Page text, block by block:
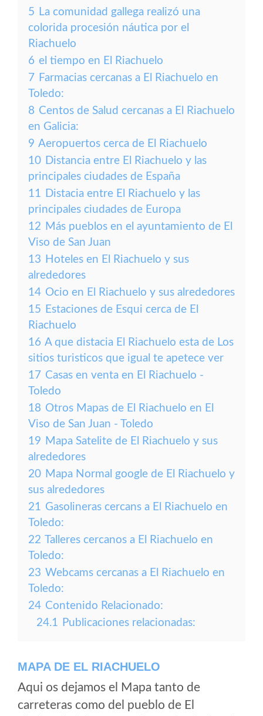
5 La comunidad gallega realizó una
colorida procesión náutica por el
Riachuelo
6 el tiempo en El Riachuelo
7 Farmacias cercanas a El Riachuelo en
Toledo:
8 Centos de Salud cercanas a El Riachuelo
en Galicia:
9 Aeropuertos cerca de El Riachuelo
10 Distancia entre El Riachuelo y las
principales ciudades de España
11 Distacia entre El Riachuelo y las
principales ciudades de Europa
12 Más pueblos en el ayuntamiento de El
Viso de San Juan
13 Hoteles en El Riachuelo y sus
alrededores
14 Ocio en El Riachuelo y sus alrededores
15 Estaciones de Esqui cerca de El
Riachuelo
16 A que distacia El Riachuelo esta de Los
sitios turisticos que igual te apetece ver
17 Casas en venta en El Riachuelo -
Toledo
18 Otros Mapas de El Riachuelo en El
Viso de San Juan - Toledo
19 Mapa Satelite de El Riachuelo y sus
alrededores
20 Mapa Normal google de El Riachuelo y
sus alrededores
21 Gasolineras cercans a El Riachuelo en
Toledo:
22 Talleres cercanos a El Riachuelo en
Toledo:
23 Webcams cercanas a El Riachuelo en
Toledo:
24 Contenido Relacionado:
24.1 Publicaciones relacionadas:
MAPA DE EL RIACHUELO
Aqui os dejamos el Mapa tanto de
carreteras como del pueblo de El